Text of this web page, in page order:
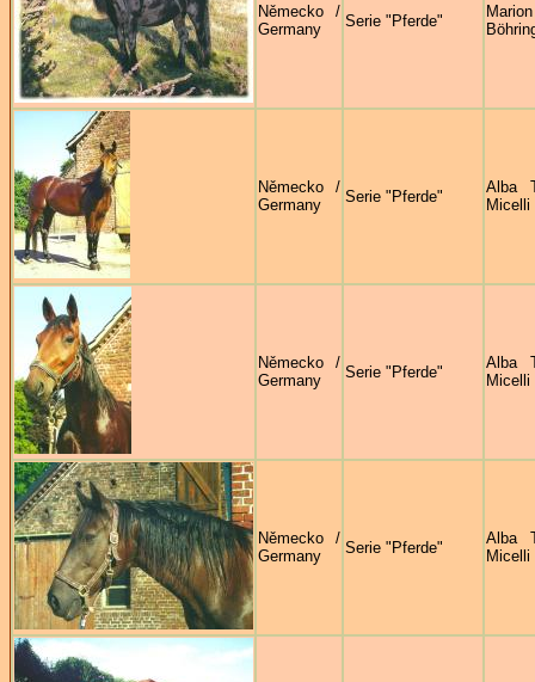
Německo /
Germany
Serie "Pferde"
Marion
Německo /
Germany
Serie "Pferde"
Alba
Micelli
Německo /
Germany
Serie "Pferde"
Alba
Micelli
Německo /
Germany
Serie "Pferde"
Alba
Micelli